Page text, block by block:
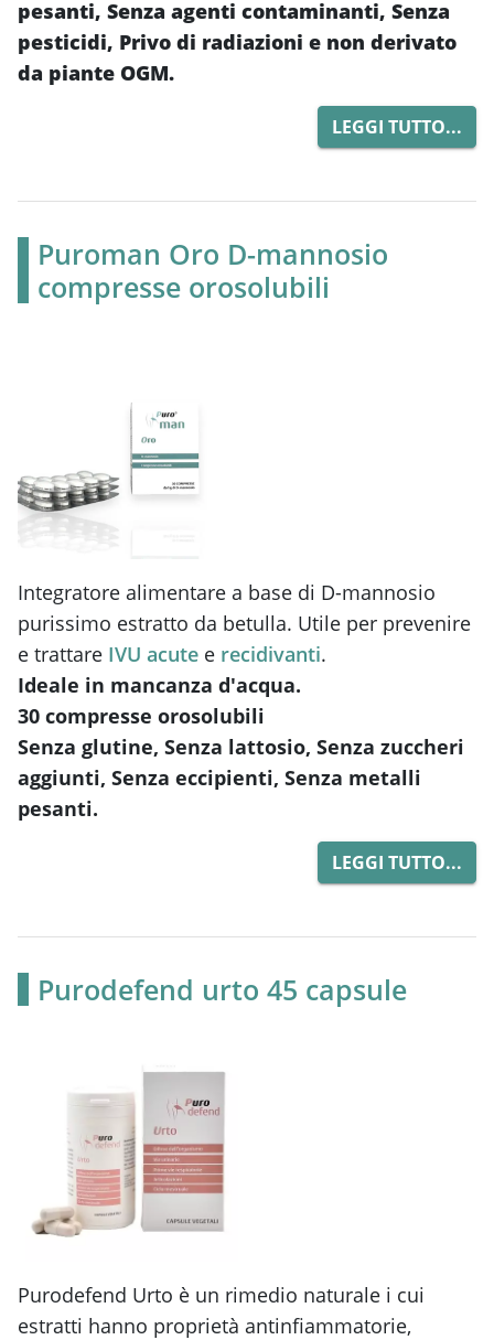
pesanti, Senza agenti contaminanti, Senza
pesticidi, Privo di radiazioni e non derivato
da piante OGM.
LEGGI TUTTO...
Puroman Oro D-mannosio
compresse orosolubili
Integratore alimentare a base di D-mannosio
purissimo estratto da betulla. Utile per prevenire
e trattare IVU acute e recidivanti.
Ideale in mancanza d'acqua.
30 compresse orosolubili
Senza glutine, Senza lattosio, Senza zuccheri
aggiunti, Senza eccipienti, Senza metalli
pesanti.
LEGGI TUTTO...
Purodefend urto 45 capsule
Purodefend Urto è un rimedio naturale i cui
estratti hanno proprietà antinfiammatorie,